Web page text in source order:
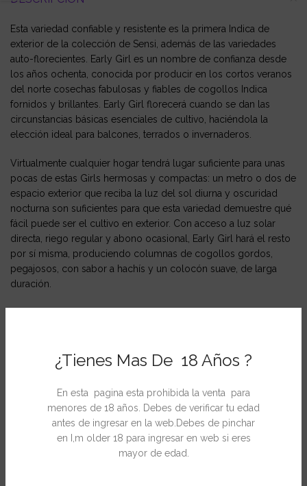
¿Tienes Mas De 18 Años ?
En esta pagina esta prohibida la venta para
menores de 18 años. Debes de verificar tu edad
antes de ingresar en la web.Debes de pinchar
en I,m older 18 para ingresar en web si eres
mayor de edad.
Esta variedad confiable y resistente es la primera Indica de
exterior de la colección de Sensi, además de las variedades
auto-florecientes. Early Girl es un nombre de confianza desde
los años ochenta, conocida por producir en los cortos veranos
del norte cosechas fabulosas y fiables de cogollos Indica
fornidos y brillantes. Early Girl florecerá cuando se dan las
circunstancias básicas esenciales de cultivo, haciéndola la
elección ideal para balcones, terrados o invernaderos.
Virtualmente cualquier hogar tendrá lugar suficiente para unas
pocas de estas Girls hermosas y compactas: un metro o dos de
espacio exterior que reciba la luz del sol diurna y oscuridad
nocturna son suficientes para que esta variedad demuestre qué
fácil puede ser el cultivo en exterior. Con acceso a luz solar
directa, riego regular y abono ocasional, Early Girl hará el resto
por sí misma, produciendo columnas de cogollos gordos,
pegajosos, con sabor a hachís y un colocón suave, de larga
duración.
de gran altura.
Early Girl hace sus cogollos más grandes en una sola rama
principal. Muchas ramas superiores permanecen cerradas,
permitiendo a sus racimos de flores fusionarse en la cola
central. Cuando sus ramas inferiores no se podan, pueden casi
alcanzar la altura de la rama principal hacia el final de la
temporada de exterior, y sus grandes y densas puntas parecen